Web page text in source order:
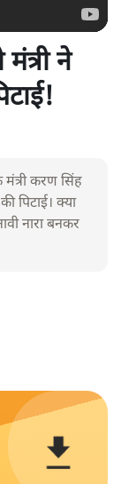
ने
करण सिंह
पिटाई। क्या
नारा बनकर